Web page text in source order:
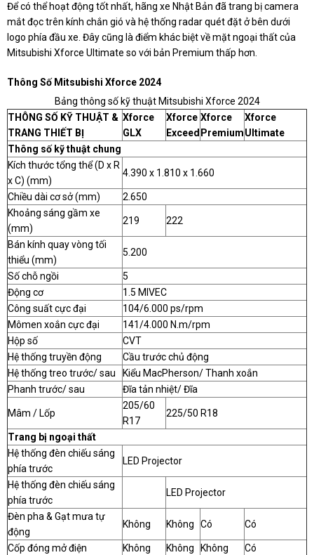
Để có thể hoạt động tốt nhất, hãng xe Nhật Bản đã trang bị camera
mắt đọc trên kính chắn gió và hệ thống radar quét đặt ở bên dưới
logo phía đầu xe. Đây cũng là điểm khác biệt về mặt ngoại thất của
Mitsubishi Xforce Ultimate so với bản Premium thấp hơn.
Thông Số Mitsubishi Xforce 2024
Bảng thông số kỹ thuật Mitsubishi Xforce 2024
THÔNG SỐ KỸ THUẬT &
TRANG THIẾT BỊ
Xforce
GLX
Xforce
Exceed
Xforce
Premium
Xforce
Ultimate
Thông số kỹ thuật chung
Kích thước tổng thể (D x R
x C) (mm)
4.390 x 1.810 x 1.660
Chiều dài cơ sở (mm)
2.650
Khoảng sáng gầm xe
(mm)
219 222
Bán kính quay vòng tối
thiểu (mm)
5.200
Số chỗ ngồi
5
Động cơ
1.5 MIVEC
Công suất cực đại
104/6.000 ps/rpm
Mômen xoắn cực đại
141/4.000 N.m/rpm
Hộp số
CVT
Hệ thống truyền động
Cầu trước chủ động
Hệ thống treo trước/ sau
Kiểu MacPherson/ Thanh xoắn
Phanh trước/ sau
Đĩa tản nhiệt/ Đĩa
Mâm / Lốp
205/60
R17
225/50 R18
Trang bị ngoại thất
Hệ thống đèn chiếu sáng
phía trước
LED Projector
Hệ thống đèn chiếu sáng
phía trước
LED Projector
Đèn pha & Gạt mưa tự
động
Không Không Có Có
Cốp đóng mở điện Không Không Không
Có